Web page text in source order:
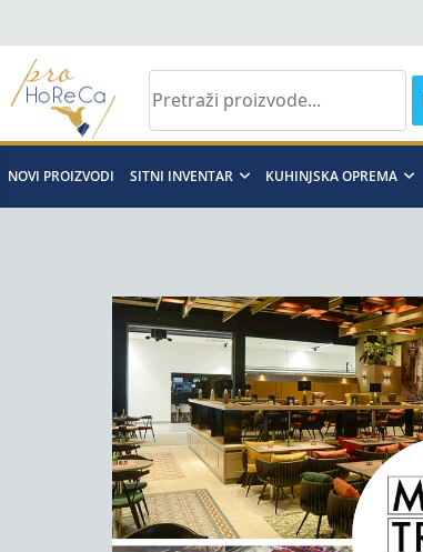
content
Pro
Horeca
d.o.o
NOVI PROIZVODI SITNI INVENTAR KUHINJSKA OPREMA